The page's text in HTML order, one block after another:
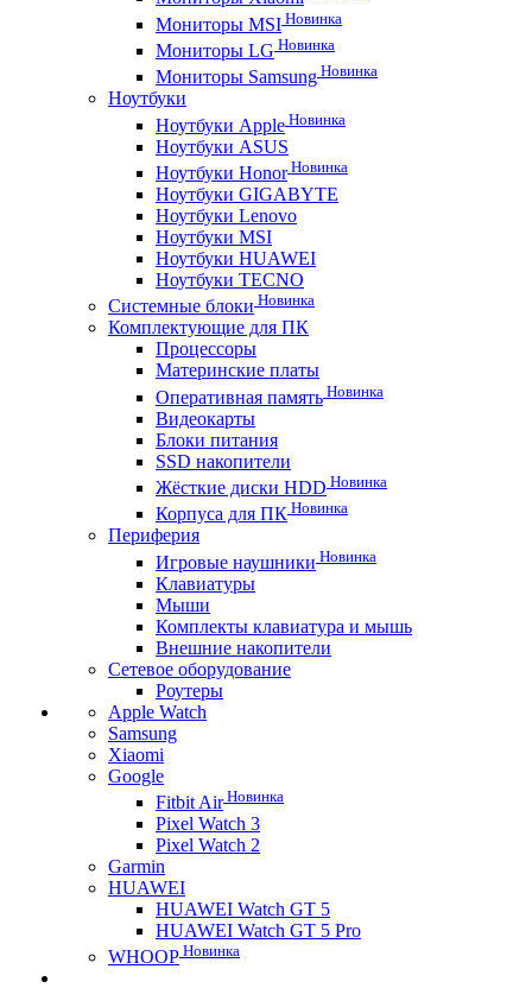
Мониторы MSI Новинка
Мониторы LG Новинка
Мониторы Samsung Новинка
Ноутбуки
Ноутбуки Apple Новинка
Ноутбуки ASUS
Ноутбуки HonorНовинка
Ноутбуки GIGABYTE
Ноутбуки Lenovo
Ноутбуки MSI
Ноутбуки HUAWEI
Ноутбуки TECNO
Системные блоки Новинка
Комплектующие для ПК
Процессоры
Материнские платы
Оперативная память Новинка
Видеокарты
Блоки питания
SSD накопители
Жёсткие диски HDD Новинка
Корпуса для ПК Новинка
Периферия
Игровые наушники Новинка
Клавиатуры
Мыши
Комплекты клавиатура и мышь
Внешние накопители
Сетевое оборудование
Роутеры
Apple Watch
Samsung
Xiaomi
Google
Fitbit AirНовинка
Pixel Watch 3
Pixel Watch 2
Garmin
HUAWEI
HUAWEI Watch GT 5
HUAWEI Watch GT 5 Pro
WHOOP Новинка